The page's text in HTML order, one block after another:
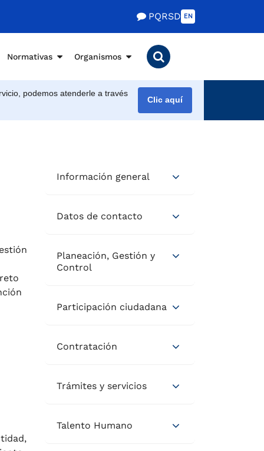
PQRSD EN
Normativas Organismos
podemos atenderle a través
Clic aquí
Información general
Datos de contacto
Planeación, Gestión y
Control
Participación ciudadana
Contratación
Trámites y servicios
Talento Humano